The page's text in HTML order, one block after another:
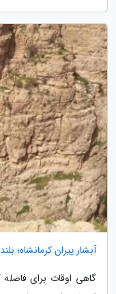
آبشار پیران کرمانشاه؛
گاهی اوقات برای